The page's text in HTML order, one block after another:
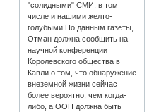
"солидными" СМИ, в том
числе и нашими желто-
голубыми.По данным газеты,
Отман должна сообщить на
научной конференции
Королевского общества в
Кавли о том, что обнаружение
внеземной жизни сейчас
более вероятно, чем когда-
либо, а ООН должна быть